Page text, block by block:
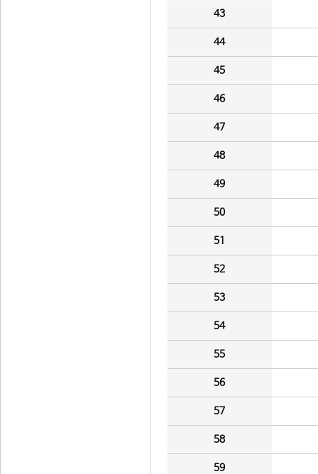
43
44
45
46
47
48
49
50
51
52
53
54
55
56
57
58
59